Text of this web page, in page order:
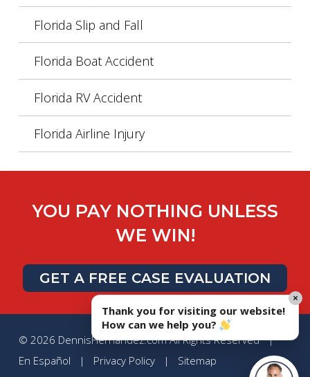
Florida Slip and Fall
Florida Boat Accident
Florida RV Accident
Florida Airline Injury
YOU PAY NOTHING UNLESS
WE WIN!
GET A FREE CASE EVALUATION
© 2026 DennisHernandez.com All Rights Reserved |
En Español | Privacy Policy | Sitemap
Thank you for visiting our website!
How can we help you?
×